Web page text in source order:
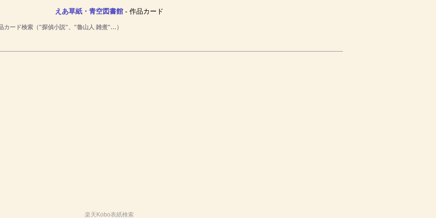
えあ草紙・青空図書館- 作品カード
カード検索（"探偵小説"、"魯山人 雑煮"…）
楽天Kobo表紙検索